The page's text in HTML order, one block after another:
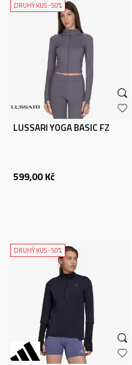
DRUHÝ KUS -50%
LUSSARI YOGA BASIC FZ
599,00 Kč
DRUHÝ KUS -50%